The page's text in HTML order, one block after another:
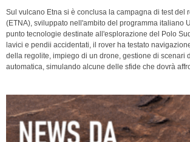
Sul vulcano Etna si è conclusa la campagna di test del
(ETNA), sviluppato nell'ambito del programma italiano
punto tecnologie destinate all'esplorazione del Polo
lavici e pendii accidentati, il rover ha testato
della regolite, impiego di un drone, gestione di scenari
automatica, simulando alcune delle sfide che dovrà